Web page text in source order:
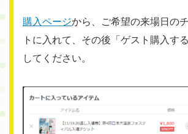
購入ページから、ご希望の来場日の
トに入れて、その後「ゲスト購入す
してください。